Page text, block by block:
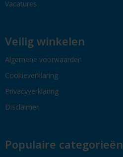
Vacatures
Veilig winkelen
Algemene voorwaarden
Cookieverklaring
Privacyverklaring
Disclaimer
Populaire categorieën